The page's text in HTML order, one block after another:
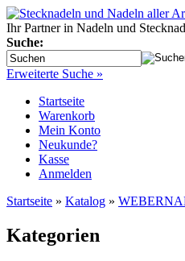
Ihr Partner in Nadeln und
Suche:
Erweiterte Suche »
Startseite
Warenkorb
Mein Konto
Neukunde?
Kasse
Anmelden
Startseite » Katalog »
Kategorien